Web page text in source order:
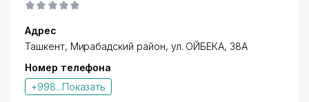
Адрес
Ташкент, Мирабадский район, ул. ОЙБЕКА, 38А
Номер телефона
+998...Показать